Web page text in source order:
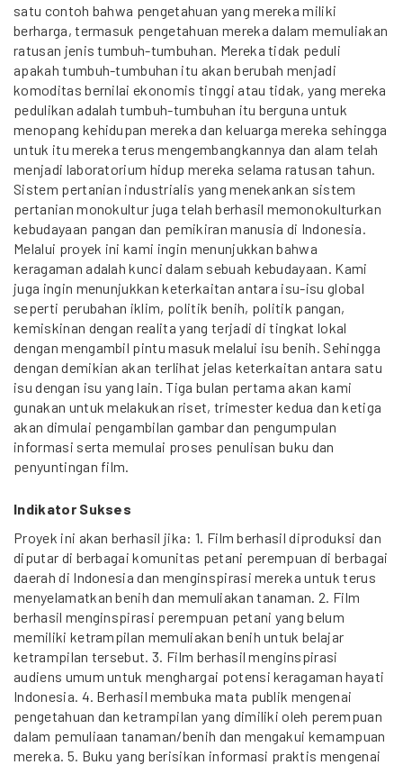
satu contoh bahwa pengetahuan yang mereka miliki
berharga, termasuk pengetahuan mereka dalam memuliakan
ratusan jenis tumbuh-tumbuhan. Mereka tidak peduli
apakah tumbuh-tumbuhan itu akan berubah menjadi
komoditas bernilai ekonomis tinggi atau tidak, yang mereka
pedulikan adalah tumbuh-tumbuhan itu berguna untuk
menopang kehidupan mereka dan keluarga mereka sehingga
untuk itu mereka terus mengembangkannya dan alam telah
menjadi laboratorium hidup mereka selama ratusan tahun.
Sistem pertanian industrialis yang menekankan sistem
pertanian monokultur juga telah berhasil memonokulturkan
kebudayaan pangan dan pemikiran manusia di Indonesia.
Melalui proyek ini kami ingin menunjukkan bahwa
keragaman adalah kunci dalam sebuah kebudayaan. Kami
juga ingin menunjukkan keterkaitan antara isu-isu global
seperti perubahan iklim, politik benih, politik pangan,
kemiskinan dengan realita yang terjadi di tingkat lokal
dengan mengambil pintu masuk melalui isu benih. Sehingga
dengan demikian akan terlihat jelas keterkaitan antara satu
isu dengan isu yang lain. Tiga bulan pertama akan kami
gunakan untuk melakukan riset, trimester kedua dan ketiga
akan dimulai pengambilan gambar dan pengumpulan
informasi serta memulai proses penulisan buku dan
penyuntingan film.
Indikator Sukses
Proyek ini akan berhasil jika: 1. Film berhasil diproduksi dan
diputar di berbagai komunitas petani perempuan di berbagai
daerah di Indonesia dan menginspirasi mereka untuk terus
menyelamatkan benih dan memuliakan tanaman. 2. Film
berhasil menginspirasi perempuan petani yang belum
memiliki ketrampilan memuliakan benih untuk belajar
ketrampilan tersebut. 3. Film berhasil menginspirasi
audiens umum untuk menghargai potensi keragaman hayati
Indonesia. 4. Berhasil membuka mata publik mengenai
pengetahuan dan ketrampilan yang dimiliki oleh perempuan
dalam pemuliaan tanaman/benih dan mengakui kemampuan
mereka. 5. Buku yang berisikan informasi praktis mengenai